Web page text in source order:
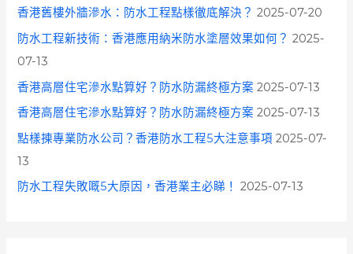
香港舊樓外牆滲水：防水工程點樣徹底解決？ 2025-07-20
防水工程新技術：香港應用納米防水塗層效果如何？ 2025-
07-13
香港高層住宅滲水點算好？防水防漏終極方案 2025-07-13
香港高層住宅滲水點算好？防水防漏終極方案 2025-07-13
點樣揀專業防水公司？香港防水工程5大注意事項 2025-07-
13
防水工程失敗嘅5大原因，香港業主必睇！
2025-07-13